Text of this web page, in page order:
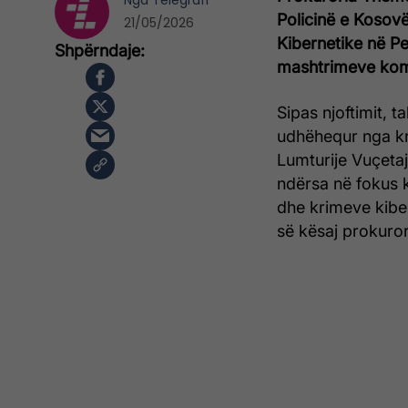
Policinë e
Kibernetike në
mashtrimeve
Sipas njoftimit,
udhëhequr nga
Lumturije
ndërsa në fokus
dhe krimeve
së kësaj
21/05/2026